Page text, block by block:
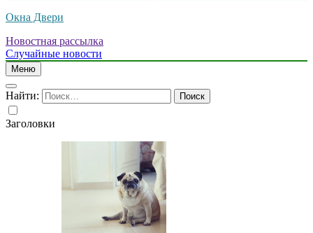
Окна Двери
Новостная рассылка
Случайные новости
Меню
Найти:
Заголовки